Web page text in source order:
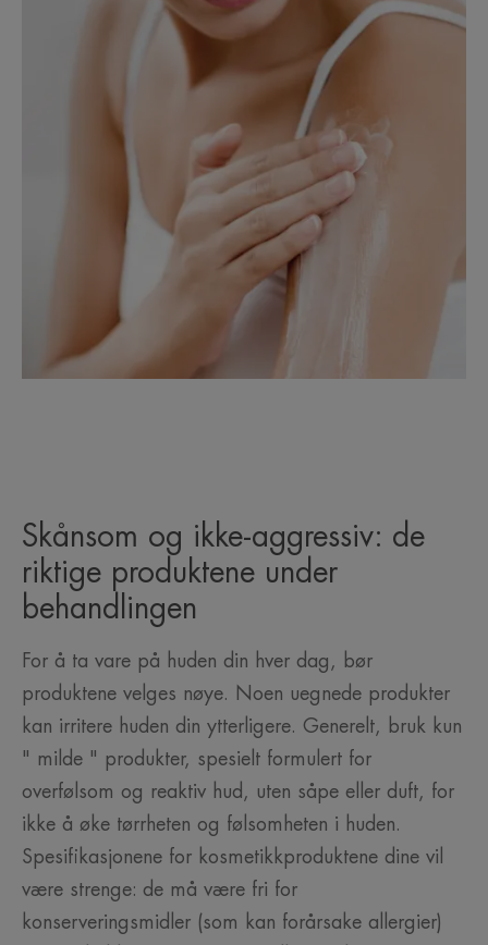
Skånsom og ikke-aggressiv: de
riktige produktene under
behandlingen
For å ta vare på huden din hver dag, bør
produktene velges nøye. Noen uegnede produkter
kan irritere huden din ytterligere. Generelt, bruk kun
" milde " produkter, spesielt formulert for
overfølsom og reaktiv hud, uten såpe eller duft, for
ikke å øke tørrheten og følsomheten i huden.
Spesifikasjonene for kosmetikkproduktene dine vil
være strenge: de må være fri for
konserveringsmidler (som kan forårsake allergier)